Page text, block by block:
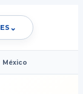
ES ⌄
México